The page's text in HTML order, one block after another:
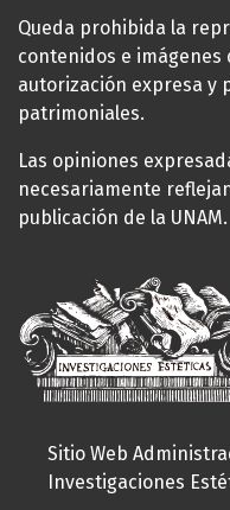
Queda prohibida la
contenidos e imágenes
autorización expresa y
patrimoniales.
Las opiniones
necesariamente
publicación de la UNAM.
Sitio Web
Investigaciones